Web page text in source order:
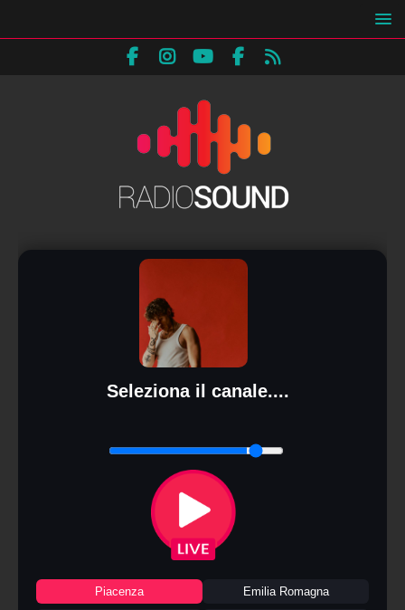
Seleziona il canale....
Piacenza Emilia Romagna